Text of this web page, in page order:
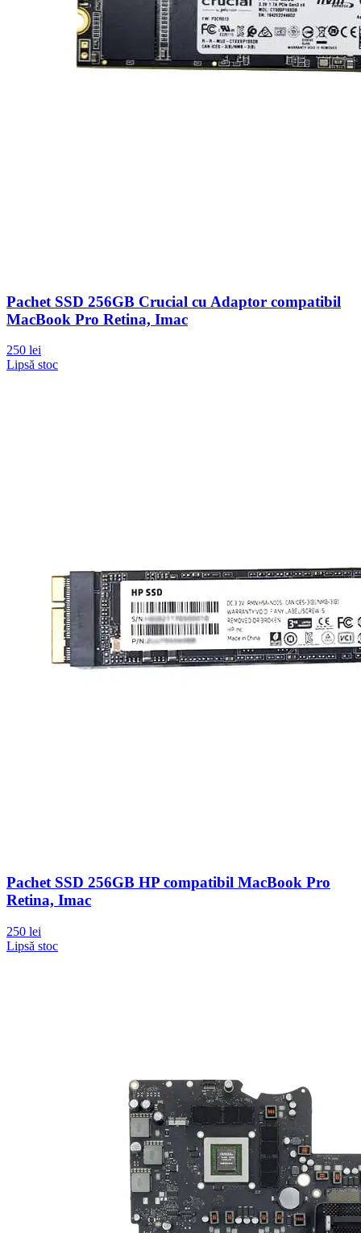
Pachet SSD 256GB Crucial cu Adaptor compatibil
MacBook Pro Retina, Imac
250 lei
Lipsă stoc
Pachet SSD 256GB HP compatibil MacBook Pro
Retina, Imac
250 lei
Lipsă stoc